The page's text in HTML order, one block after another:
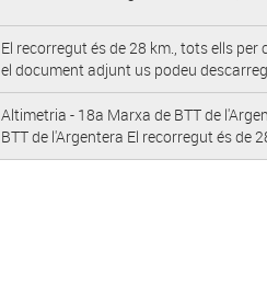
El recorregut és de 28 km., tots ells per
el document adjunt us podeu
Altimetria - 18a Marxa de BTT de
BTT de l'Argentera El recorregut és de